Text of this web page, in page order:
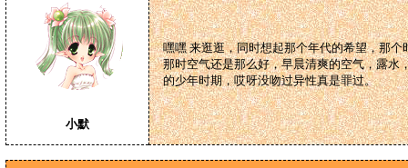
小默
嘿嘿 来逛逛，同时想起那个年代的希望，那
那时空气还是那么好，早晨清爽的空气，露水
的少年时期，哎呀没吻过异性真是罪过。